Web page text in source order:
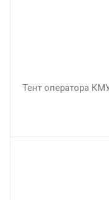
Тент оператора